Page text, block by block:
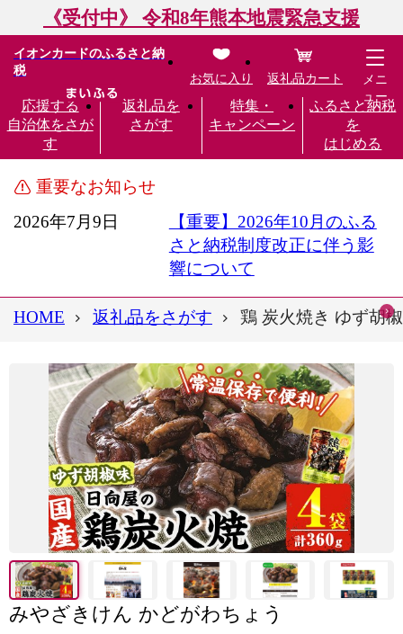
《受付中》 令和8年熊本地震緊急支援
イオンカードのふるさと納
税
応援する
自治体をさが
す
返礼品を
さがす
特集・
キャンペーン
ふるさと納税
を
はじめる
お気に入り 返礼品カート
メニ
ュー
重要なお知らせ
2026年7月9日
【重要】2026年10月のふる
さと納税制度改正に伴う影
響について
HOME 返礼品をさがす 鶏 炭火焼き ゆず胡
みやざきけん かどがわちょう